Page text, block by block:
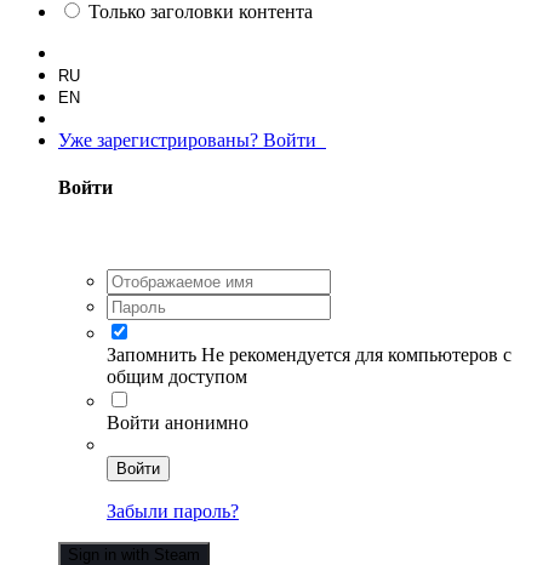
Только заголовки контента
RU
EN
Уже зарегистрированы? Войти
Войти
Запомнить Не рекомендуется для компьютеров с
общим доступом
Войти анонимно
Войти
Забыли пароль?
Sign in with Steam